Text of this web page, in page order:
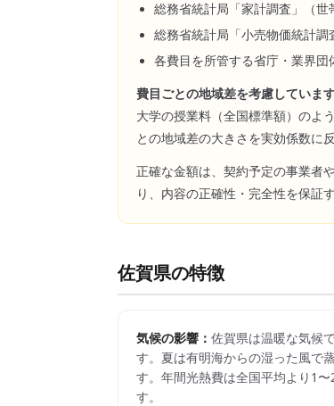
総務省統計局「家計調査」（世
総務省統計局「小売物価統計調
各費目を所管する省庁・業界
費目ごとの地域差を考慮しています
大学の授業料（全国標準額）のよ
との地域差の大きさを実効係数に
正確な金額は、契約予定の事業者
り、内容の正確性・完全性を保証
佐賀県の特徴
気候の影響： 佐賀県は温暖な気候
す。夏は有明海からの湿った風で
す。年間光熱費は全国平均より1
す。